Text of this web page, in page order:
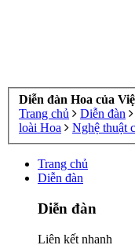
Diễn đàn Hoa của
Trang chủ
Diễn đàn
loài Hoa
Nghệ thuật
Trang chủ
Diễn đàn
Diễn đàn
Liên kết nhanh